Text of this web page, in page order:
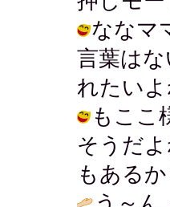
ななマ
言葉は
れたいよ
もここ
そうだ
もある